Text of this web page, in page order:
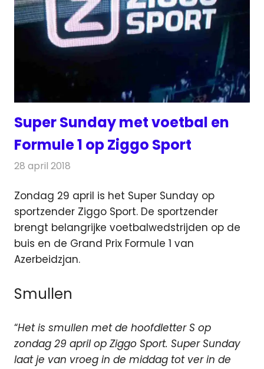
Super Sunday met voetbal en
Formule 1 op Ziggo Sport
28 april 2018
Zondag 29 april is het Super Sunday op
sportzender Ziggo Sport. De sportzender
brengt belangrijke voetbalwedstrijden op de
buis en de Grand Prix Formule 1 van
Azerbeidzjan.
Smullen
“Het is smullen met de hoofdletter S op
zondag 29 april op Ziggo Sport. Super Sunday
laat je van vroeg in de middag tot ver in de